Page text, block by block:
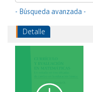
- Búsqueda avanzada -
Detalle